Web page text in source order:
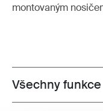
montovaným
Toggle
Všechny funkce